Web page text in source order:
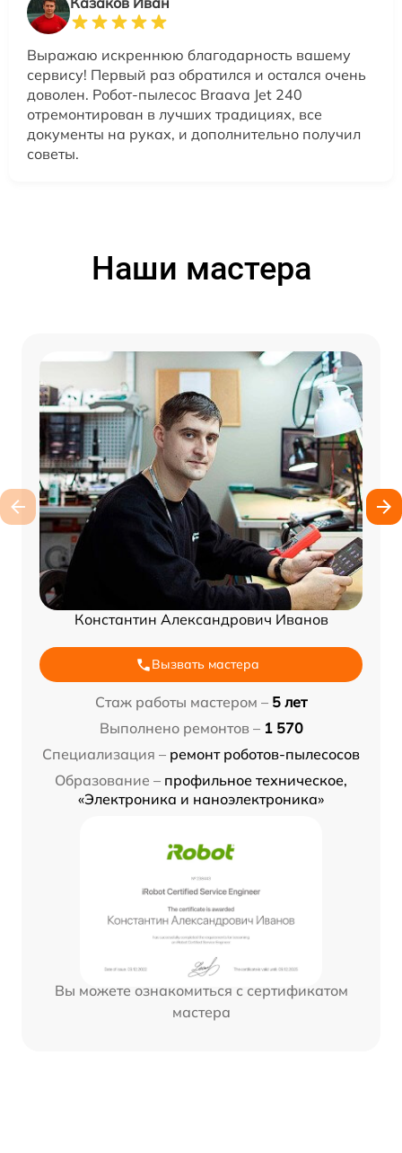
Выражаю искреннюю благодарность вашему
сервису! Первый раз обратился и остался очень
доволен. Робот-пылесос Braava Jet 240
отремонтирован в лучших традициях, все
документы на руках, и дополнительно получил
советы.
Наши мастера
Константин Александрович Иванов
Вызвать мастера
Стаж работы мастером – 5 лет
Выполнено ремонтов – 1 570
Специализация – ремонт роботов-пылесосов
Образование – профильное техническое,
«Электроника и наноэлектроника»
Вы можете ознакомиться с сертификатом
мастера